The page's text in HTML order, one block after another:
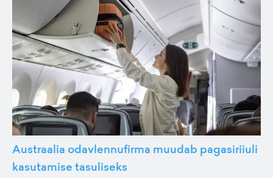
Austraalia odavlennufirma muudab pagasiriiuli
kasutamise tasuliseks